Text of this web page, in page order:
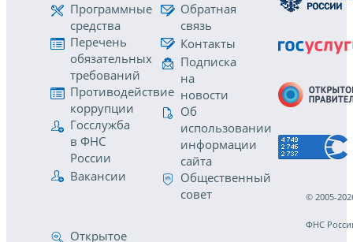
Программные
средства
Перечень
обязательных
требований
Противодействие
коррупции
Госслужба
в ФНС
России
Вакансии
Обратная
связь
Контакты
Подписка
на
новости
Об
использовании
информации
сайта
Общественный
совет
Открытое
© 2005-
ФНС